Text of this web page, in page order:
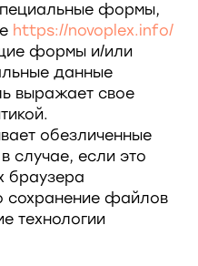
формы,
https://novoplex.info/
формы и/или
данные
выражает свое
обезличенные
случае, если это
браузера
сохранение файлов
технологии